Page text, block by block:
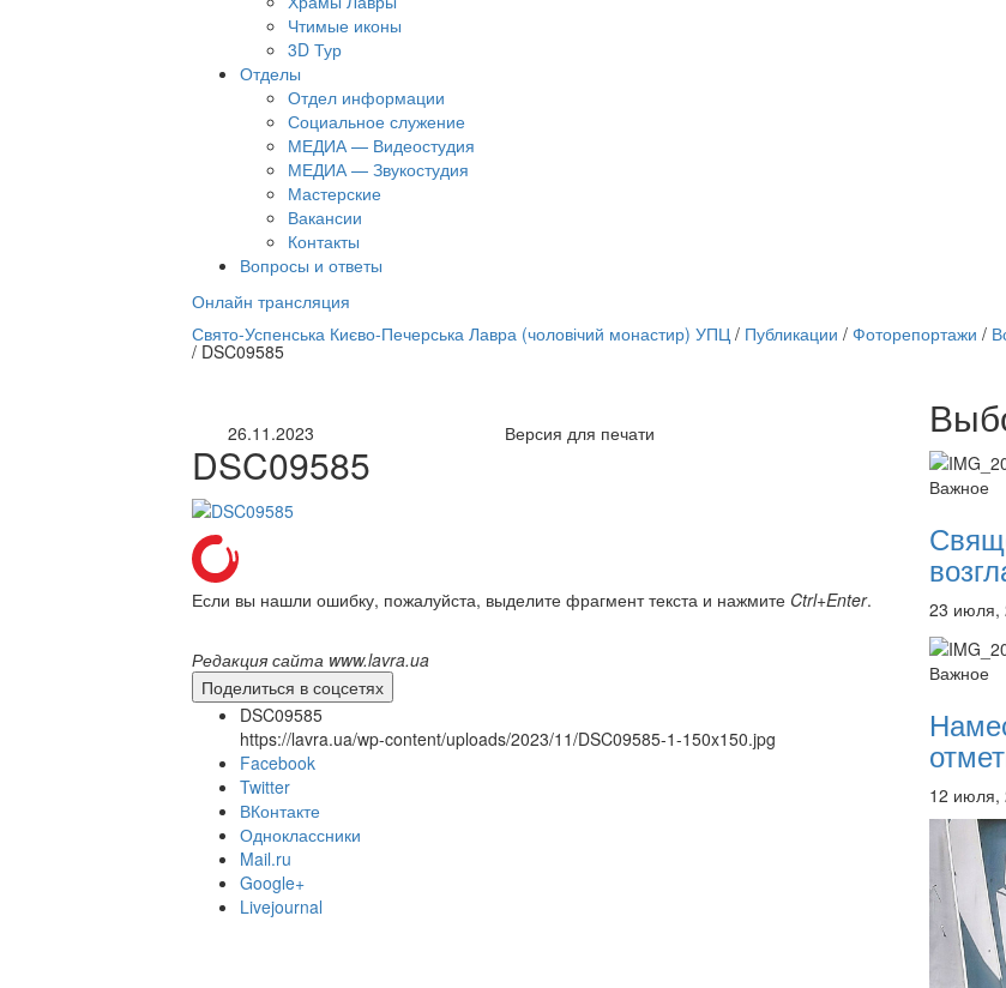
Чтимые иконы
3D Тур
Отделы
Отдел информации
Социальное служение
МЕДИА — Видеостудия
МЕДИА — Звукостудия
Мастерские
Вакансии
Контакты
Вопросы и ответы
Онлайн трансляция
12 сентября
Онлайн трансляции
12 сентября 2015
12 сентября
12 сентября 2015
12 сентября
12 сентября
12 сентября
Перейти к архиву
Свято-Успенська Києво-Печерська Лавра (чоловічий монастир) УПЦ/ Публикации / Фоторепортажи /
/ DSC09585
26.11.2023 Версия для печати
DSC09585
Если вы нашли ошибку, пожалуйста, выделите фрагмент текста и нажмите Ctrl+Enter.
Редакция сайта www.lavra.ua
Поделиться в соцсетях
DSC09585
https://lavra.ua/wp-content/uploads/2023/11/DSC09585-1-150x150.jpg
Facebook
Twitter
ВКонтакте
Одноклассники
Mail.ru
Google+
Livejournal
Важное
23 июля,
Важное
12 июля,